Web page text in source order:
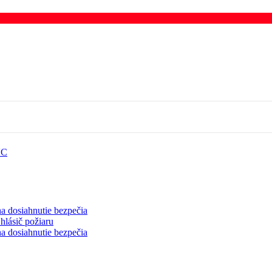
dosiahnutie bezpečia
požiaru
dosiahnutie bezpečia